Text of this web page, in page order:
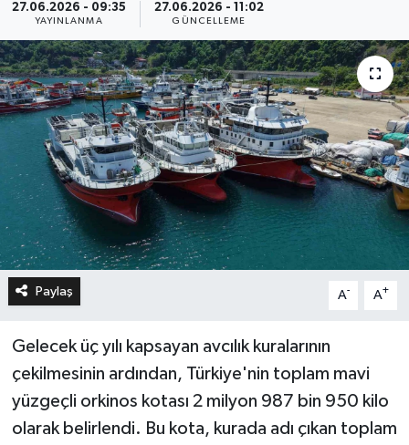
27.06.2026 - 09:35
YAYINLANMA
27.06.2026 - 11:02
GÜNCELLEME
Paylaş A- A+
Gelecek üç yılı kapsayan avcılık kuralarının
çekilmesinin ardından, Türkiye'nin toplam mavi
yüzgeçli orkinos kotası 2 milyon 987 bin 950 kilo
olarak belirlendi. Bu kota, kurada adı çıkan toplam